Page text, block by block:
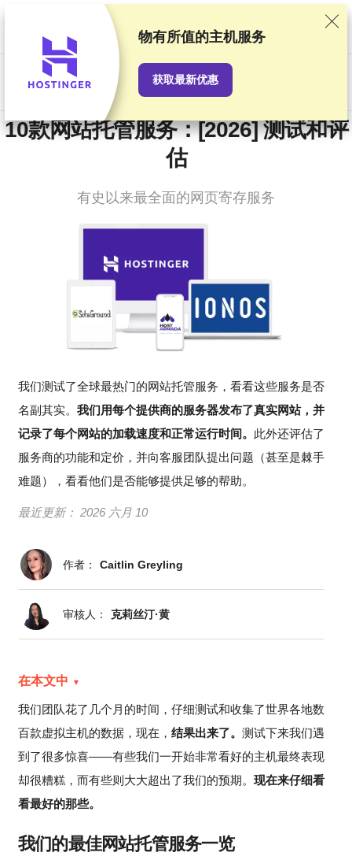
我们基于严格的测试和研究对服务提供商进行排名，同时也会考虑
用户反馈以及我们与提供商之间签订的商业协议。本页面包含联盟
广告披露
10款网站托管服务：[2026] 测试和评
估
有史以来最全面的网页寄存服务
我们测试了全球最热门的网站托管服务，看看这些服务是否
名副其实。 我们用每个提供商的服务器发布了真实网站，并
记录了每个网站的加载速度和正常运行时间。 此外还评估了
服务商的功能和定价，并向客服团队提出问题（甚至是棘手
难题），看看他们是否能够提供足够的帮助。
最近更新： 2026 六月 10
审核人： 克莉丝汀·黄
作者： Caitlin Greyling
在本文中
我们团队花了几个月的时间，仔细测试和收集了世界各地数
百款虚拟主机的数据，现在， 结果出来了。 测试下来我们遇
到了很多惊喜——有些我们一开始非常看好的主机最终表现
却很糟糕，而有些则大大超出了我们的预期。 现在来仔细看
看最好的那些。
我们的最佳网站托管服务一览
物有所值的主机服务
获取最新优惠